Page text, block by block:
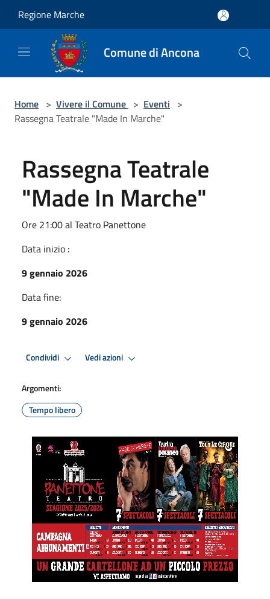
Regione Marche
Comune di Ancona
Home > Vivere il Comune > Eventi >
Rassegna Teatrale "Made In Marche"
Rassegna Teatrale
"Made In Marche"
Ore 21:00 al Teatro Panettone
Data inizio :
9 gennaio 2026
Data fine:
9 gennaio 2026
Condividi Vedi azioni
Argomenti:
Tempo libero